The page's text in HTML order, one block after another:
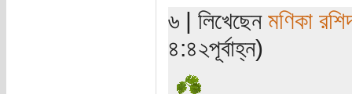
৬ | লিখেছেন মণিকা
৪:৪২পূর্বাহ্ন)